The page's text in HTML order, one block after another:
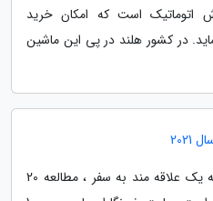
است که امکان خرید
در کشور هلند در پی این ماشین
چه یک مسافر معمولی باشید، چه یک علاقه مند به سفر ، مطالعه 20